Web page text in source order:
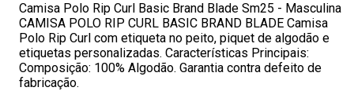
Camisa Polo Rip Curl Basic Brand Blade Sm25 - Masculina
CAMISA POLO RIP CURL BASIC BRAND BLADE Camisa
Polo Rip Curl com etiqueta no peito, piquet de algodão e
etiquetas personalizadas. Características Principais:
Composição: 100% Algodão. Garantia contra defeito de
fabricação.